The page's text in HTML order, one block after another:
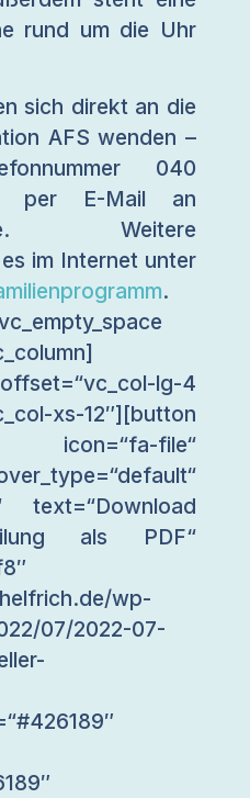
rund um die Uhr
sich direkt an die
AFS wenden –
040
per E-Mail an
Weitere
im Internet unter
.
lg-4
xs-12″][button
file“
text=“Download
als PDF“
wp-
07/2022-07-